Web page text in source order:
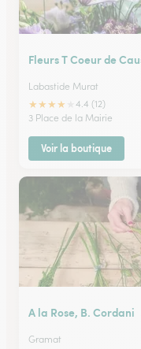
Fleurs T Coeur de
Labastide Murat
★★★★
4.4 (12)
3 Place de la Mairie
Voir la boutique
A la Rose, B. Cordani
Gramat